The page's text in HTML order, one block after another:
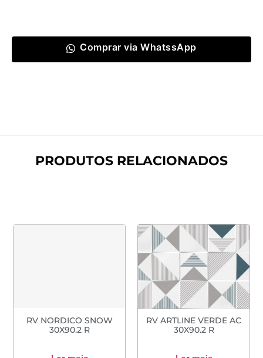
Comprar via WhatssApp
PRODUTOS RELACIONADOS
RV NORDICO SNOW
30X90.2 R
RV ARTLINE VERDE AC
30X90.2 R